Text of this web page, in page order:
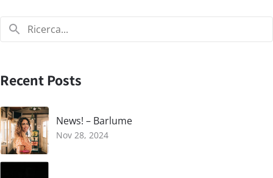
Recent Posts
News! – Barlume
Nov 28, 2024